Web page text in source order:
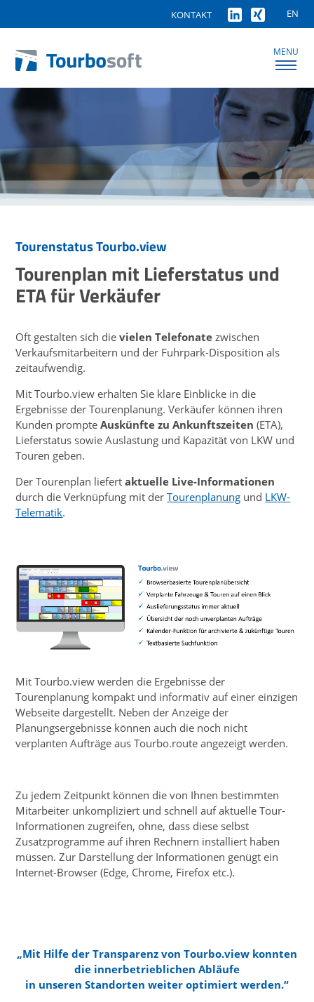
EN
KONTAKT
MENU
Tourenstatus Tourbo.view
Tourenplan mit Lieferstatus und
ETA für Verkäufer
Oft gestalten sich dievielen Telefonate zwischen
Verkaufsmitarbeitern und der Fuhrpark-Disposition als
zeitaufwendig.
Mit Tourbo.view erhalten Sie klare Einblicke in die
Ergebnisse der Tourenplanung. Verkäufer können ihren
Kunden prompte Auskünfte zu Ankunftszeiten(ETA),
Lieferstatus sowie Auslastung und Kapazität von LKW und
Touren geben.
Der Tourenplan liefertaktuelle Live-Informationen
durch die Verknüpfung mit derTourenplanung und LKW-
Telematik.
Mit Tourbo.view werden die Ergebnisse der
Tourenplanung kompakt und informativ auf einer einzigen
Webseite dargestellt. Neben der Anzeige der
Planungsergebnisse können auch die noch nicht
verplanten Aufträge aus Tourbo.route angezeigt werden.
Zu jedem Zeitpunkt können die von Ihnen bestimmten
Mitarbeiter unkompliziert und schnell auf aktuelle Tour-
Informationen zugreifen, ohne, dass diese selbst
Zusatzprogramme auf ihren Rechnern installiert haben
müssen. Zur Darstellung der Informationen genügt ein
Internet-Browser (Edge, Chrome, Firefox etc.).
„Mit Hilfe der Transparenz von Tourbo.view konnten
die innerbetrieblichen Abläufe
in unseren Standorten weiter optimiert werden.“